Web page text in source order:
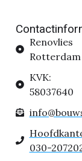
Renovlies
Rotterdam
KVK:
58037640
030-